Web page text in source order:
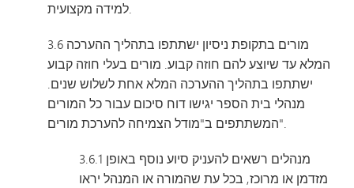
למידה מקצועית.
3.6 מורים בתקופת ניסיון ישתתפו בתהליך ההערכה
המלא עד שיוצע להם חוזה קבוע. מורים בעלי חוזה קבוע
ישתתפו בתהליך ההערכה המלא אחת לשלוש שנים.
מנהלי בית הספר יגישו דוח סיכום עבור כל המורים
המשתתפים ב"מודל הצמיחה להערכת מורים".
3.6.1 מנהלים רשאים להעניק סיוע נוסף באופן
מזדמן או מרוכז, בכל עת שהמורה או המנהל יראו